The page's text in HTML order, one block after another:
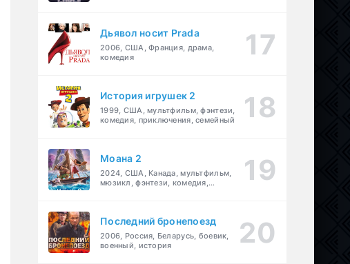
Дьявол носит Prada
2006, США, Франция, драма,
комедия
История игрушек 2
1999, США, мультфильм, фэнтези,
комедия, приключения, семейный
Моана 2
2024, США, Канада, мультфильм,
мюзикл, фэнтези, комедия,
Последний бронепоезд
2006, Россия, Беларусь, боевик,
военный, история